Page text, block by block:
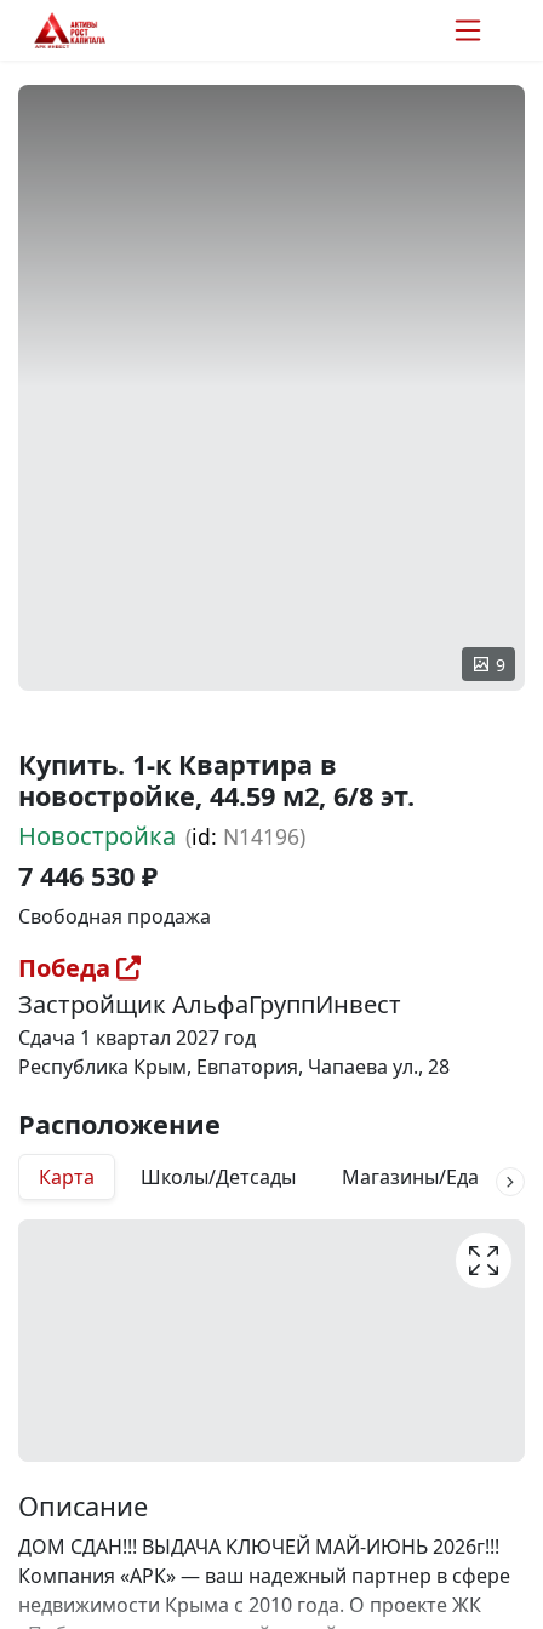
9
Купить. 1-к Квартира в
новостройке, 44.59 м2, 6/8 эт.
Новостройка (id: N14196)
7 446 530 ₽
Свободная продажа
Победа
Застройщик АльфаГруппИнвест
Сдача 1 квартал 2027 год
Республика Крым, Евпатория, Чапаева ул., 28
Расположение
Карта Школы/Детсады Магазины/Еда
Описание
ДОМ СДАН!!! ВЫДАЧА КЛЮЧЕЙ МАЙ-ИЮНЬ 2026г!!!
Компания «АРК» — ваш надежный партнер в сфере
недвижимости Крыма с 2010 года. О проекте ЖК